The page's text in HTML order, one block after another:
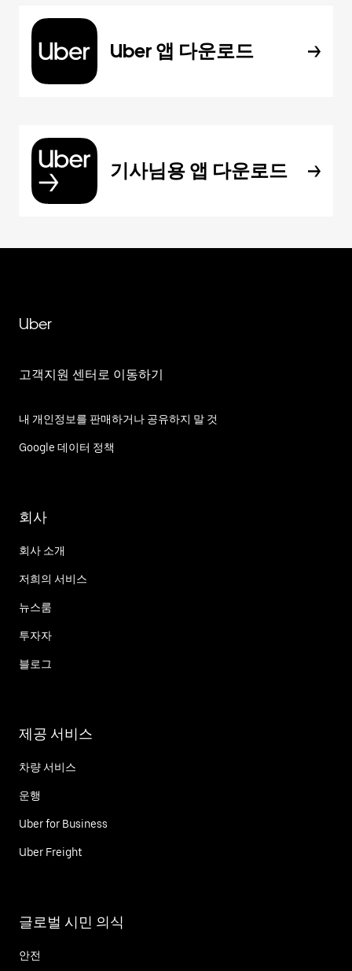
Uber 앱 다운로드
기사님용 앱 다운로드
Uber
고객지원 센터로 이동하기
내 개인정보를 판매하거나 공유하지 말 것
Google 데이터 정책
회사
회사 소개
저희의 서비스
뉴스룸
투자자
블로그
제공 서비스
차량 서비스
운행
Uber for Business
Uber Freight
글로벌 시민 의식
안전